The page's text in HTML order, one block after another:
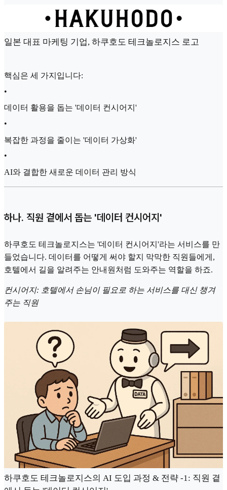
일본 대표 마케팅 기업, 하쿠호도 테크놀로지스 로고
핵심은 세 가지입니다:
•
데이터 활용을 돕는 '데이터 컨시어지'
•
복잡한 과정을 줄이는 '데이터 가상화'
•
AI와 결합한 새로운 데이터 관리 방식
하나. 직원 곁에서 돕는 '데이터 컨시어지'
하쿠호도 테크놀로지스는 '데이터 컨시어지'라는 서비스를 만
들었습니다. 데이터를 어떻게 써야 할지 막막한 직원들에게,
호텔에서 길을 알려주는 안내원처럼 도와주는 역할을 하죠.
컨시어지: 호텔에서 손님이 필요로 하는 서비스를 대신 챙겨
주는 직원
하쿠호도 테크놀로지스의 AI 도입 과정 & 전략 -1: 직원 곁